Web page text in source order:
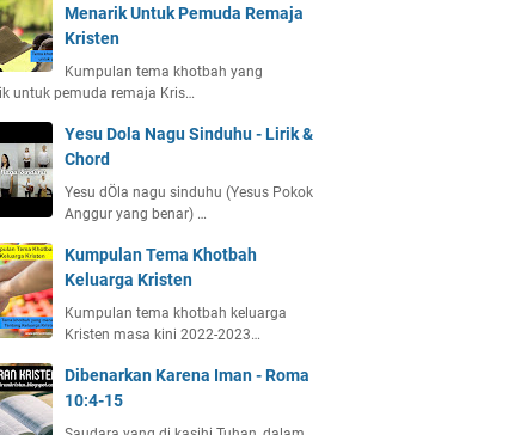
Menarik Untuk Pemuda Remaja
Kristen
Kumpulan tema khotbah yang
untuk pemuda remaja Kris…
Yesu Dola Nagu Sinduhu - Lirik &
Chord
Yesu dÖla nagu sinduhu (Yesus Pokok
Anggur yang benar) …
Kumpulan Tema Khotbah
Keluarga Kristen
Kumpulan tema khotbah keluarga
Kristen masa kini 2022-2023…
Dibenarkan Karena Iman - Roma
10:4-15